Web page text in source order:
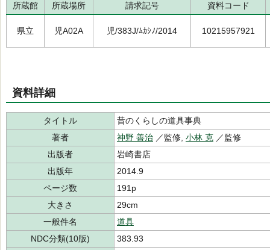
所蔵館 所蔵場所 請求記号 資料コード
県立 児A02A 児/383J/ﾑｶｼﾉ/2014 10215957921
資料詳細
タイトル
昔のくらしの道具事典
著者
神野 善治 ／監修, 小林 克 ／監修
出版者
岩崎書店
出版年
2014.9
ページ数
191p
大きさ
29cm
一般件名
道具
NDC分類(10版)
383.93